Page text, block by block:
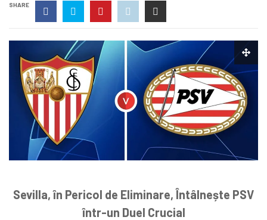
SHARE
Sevilla, în Pericol de Eliminare, Întâlnește PSV
într-un Duel Crucial